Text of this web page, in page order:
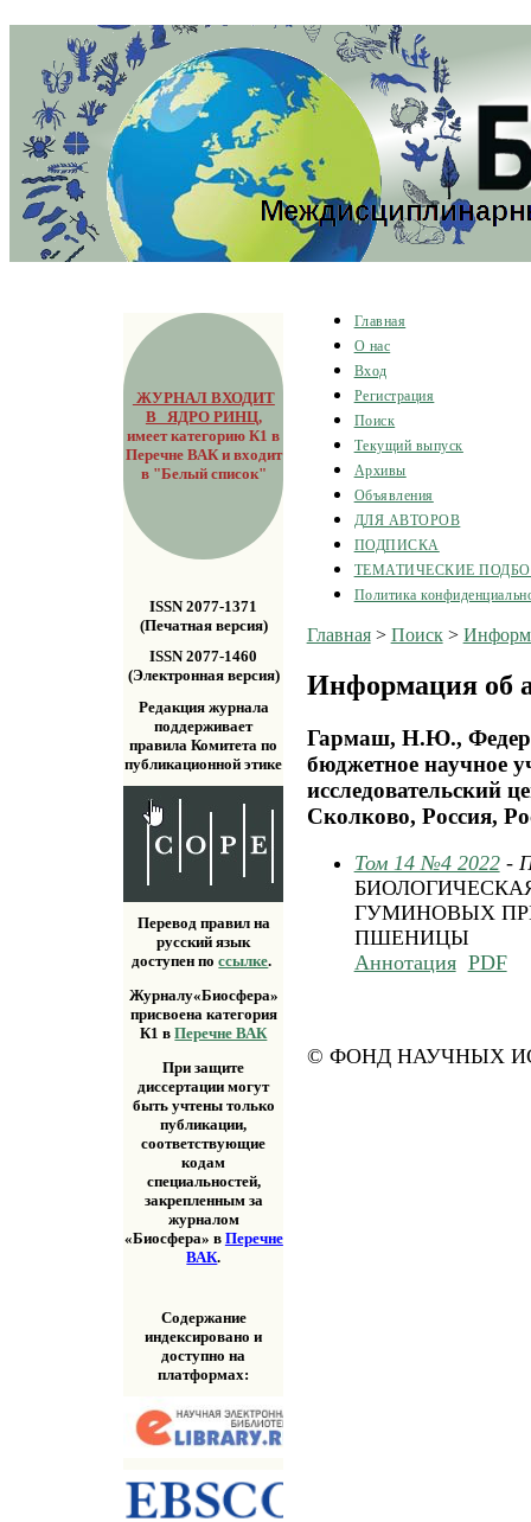
ЖУРНАЛ ВХОДИТ
В ЯДРО РИНЦ,
имеет категорию К1 в
Перечне ВАК и входит
в "Белый список"
ISSN 2077-1371
(Печатная версия)
ISSN 2077-1460
(Электронная версия)
Редакция журнала
поддерживает
правила Комитета по
публикационной этике
Перевод правил на
русский язык
доступен поссылке.
Журналу«Биосфера»
присвоена категория
К1 вПеречне ВАК
При защите
диссертации могут
быть учтены только
публикации,
соответствующие
кодам
специальностей,
закрепленным за
журналом
«Биосфера» в Перечне
ВАК.
Содержание
индексировано и
доступно на
платформах:
Главная
О нас
Вход
Регистрация
Поиск
Текущий выпуск
Архивы
Объявления
ДЛЯ АВТОРОВ
ПОДПИСКА
ТЕМАТИЧЕСКИЕ
Политика
Главная> Поиск>
Информация об
Гармаш, Н.Ю.,
бюджетное научное
исследовательский
Сколково, Россия,
Том 14 №4 2022-
ГУМИНОВЫХ
ПШЕНИЦЫ
Аннотация PDF
© ФОНД НАУЧНЫХ